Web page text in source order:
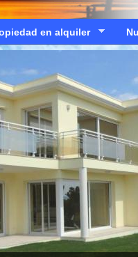
en alquiler